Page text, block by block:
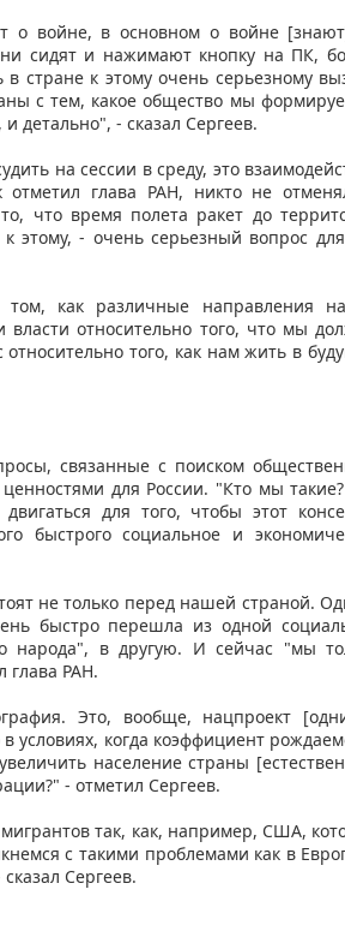
о войне, в основном о войне
сидят и нажимают кнопку на ПК,
стране к этому очень серьезному
с тем, какое общество мы
детально", - сказал Сергеев.
на сессии в среду, это
глава РАН, никто не
что время полета ракет до
этому, - очень серьезный вопрос
как различные направления
относительно того, что мы
того, как нам жить в
связанные с поиском
для России. "Кто мы
для того, чтобы этот
быстрого социальное и
не только перед нашей страной.
быстро перешла из одной
народа", в другую. И сейчас "мы
РАН.
Это, вообще, нацпроект
когда коэффициент
население страны
- отметил Сергеев.
так, как, например, США,
с такими проблемами как в
Сергеев.